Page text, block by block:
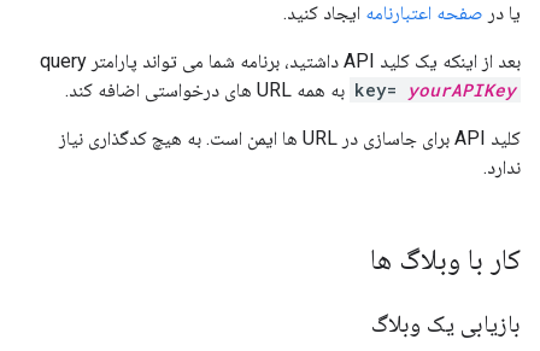
یا در صفحه اعتبارنامه ایجاد کنید.
بعد از اینکه یک کلید API داشتید، برنامه شما می تواند پارامتر query
key=
yourAPIKey به همه URL های درخواستی اضافه کند.
کلید API برای جاسازی در URL ها ایمن است. به هیچ کدگذاری نیاز
ندارد.
کار با وبلاگ ها
بازیابی یک وبلاگ